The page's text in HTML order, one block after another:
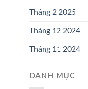
Tháng 2 2025
Tháng 12 2024
Tháng 11 2024
DANH MỤC